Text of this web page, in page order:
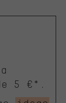
5 €*.